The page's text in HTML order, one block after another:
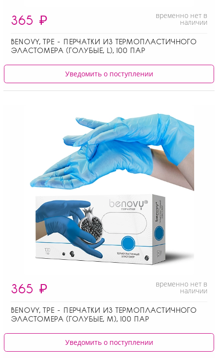
365 ₽ временно нет в
наличии
BENOVY, ТPE - ПЕРЧАТКИ ИЗ ТЕРМОПЛАСТИЧНОГО
ЭЛАСТОМЕРА (ГОЛУБЫЕ, L), 100 ПАР
Уведомить о поступлении
365 ₽ временно нет в
наличии
BENOVY, ТPE - ПЕРЧАТКИ ИЗ ТЕРМОПЛАСТИЧНОГО
ЭЛАСТОМЕРА (ГОЛУБЫЕ, M), 100 ПАР
Уведомить о поступлении